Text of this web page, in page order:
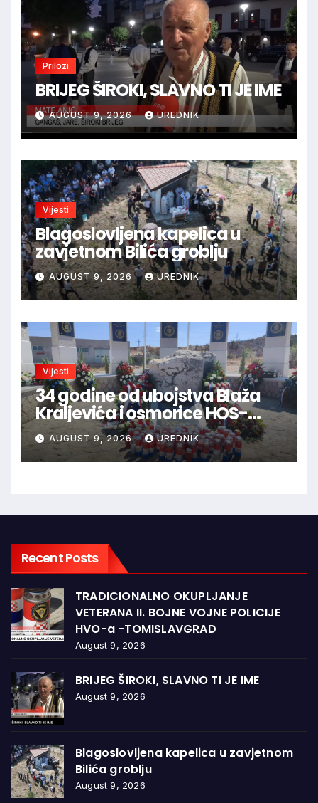
Prilozi
BRIJEG ŠIROKI, SLAVNO TI JE IME
AUGUST 9, 2026 UREDNIK
Vijesti
Blagoslovljena kapelica u
zavjetnom Bilića groblju
AUGUST 9, 2026 UREDNIK
Vijesti
34 godine od ubojstva Blaža
Kraljevića i osmorice HOS-
ovaca: Danas najavljen novi
sudski postupak
AUGUST 9, 2026 UREDNIK
Recent Posts
TRADICIONALNO OKUPLJANJE
VETERANA II. BOJNE VOJNE POLICIJE
HVO-a -TOMISLAVGRAD
August 9, 2026
BRIJEG ŠIROKI, SLAVNO TI JE IME
August 9, 2026
Blagoslovljena kapelica u zavjetnom
Bilića groblju
August 9, 2026